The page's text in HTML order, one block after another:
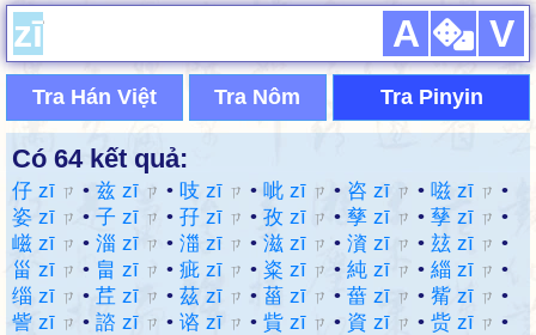
A V
Tra Hán Việt Tra Nôm Tra Pinyin
Có 64 kết quả:
仔 zī ㄗ • 兹 zī ㄗ • 吱 zī ㄗ • 呲 zī ㄗ • 咨 zī ㄗ • 嗞 zī ㄗ •
姿 zī ㄗ • 子 zī ㄗ • 孖 zī ㄗ • 孜 zī ㄗ • 孳 zī ㄗ • 孶 zī ㄗ •
嵫 zī ㄗ • 淄 zī ㄗ • 湽 zī ㄗ • 滋 zī ㄗ • 澬 zī ㄗ • 玆 zī ㄗ •
甾 zī ㄗ • 畠 zī ㄗ • 疵 zī ㄗ • 粢 zī ㄗ • 純 zī ㄗ • 緇 zī ㄗ •
缁 zī ㄗ • 茊 zī ㄗ • 茲 zī ㄗ • 菑 zī ㄗ • 葘 zī ㄗ • 觜 zī ㄗ •
訾 zī ㄗ • 諮 zī ㄗ • 谘 zī ㄗ • 貲 zī ㄗ • 資 zī ㄗ • 赀 zī ㄗ •